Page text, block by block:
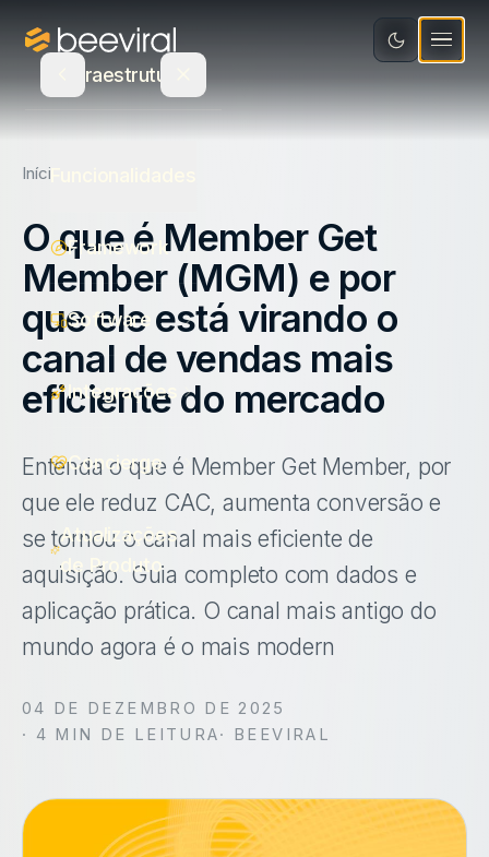
Concierge
Mídia e Entretenimento
Serviços
Ecommerce
E-book
Canva
Estudo de Recompensas
Agência parceira
Indique e ganhe
PT
Fale com um especialista
Login
Infraestrutura
Framework
Software
Integrações
Concierge
Atualizações
de Produto
Início
O que é Member Get
Member (MGM) e por
que ele está virando o
canal de vendas mais
eficiente do mercado
Entenda o que é Member Get Member, por
que ele reduz CAC, aumenta conversão e
se tornou o canal mais eficiente de
aquisição. Guia completo com dados e
aplicação prática. O canal mais antigo do
mundo agora é o mais modern
04 DE DEZEMBRO DE 2025
· 4 MIN DE LEITURA· BEEVIRAL